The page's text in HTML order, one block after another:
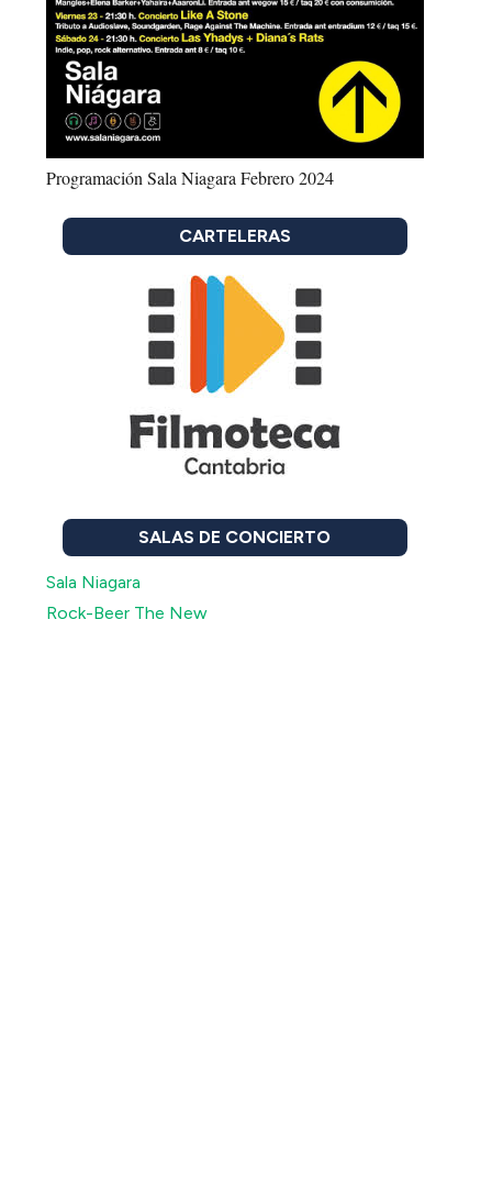
Programación Sala Niagara Febrero 2024
CARTELERAS
SALAS DE CONCIERTO
Sala Niagara
Rock-Beer The New